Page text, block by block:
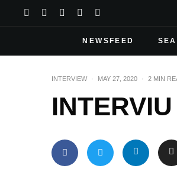
NEWSFEED
INTERVIEW · MAY 27, 2020 · 2 MIN